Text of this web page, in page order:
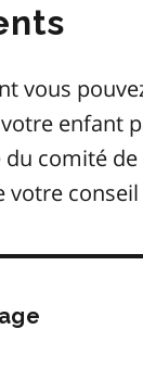
vous
enfant
du comité
votre